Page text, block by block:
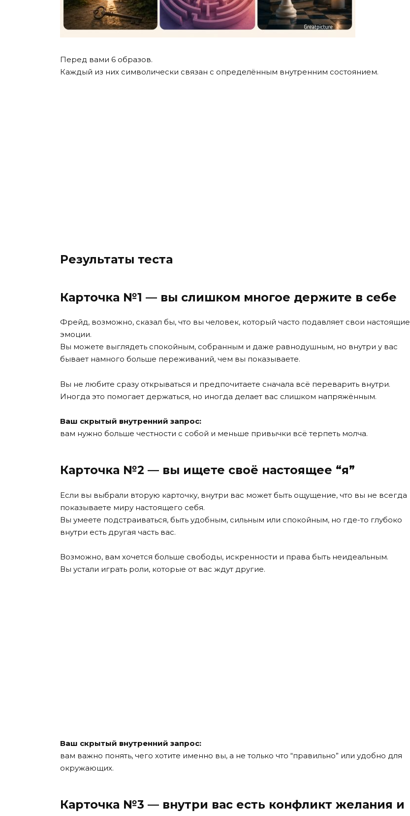
Перед вами 6 образов.
Каждый из них символически связан с определённым внутренним состоянием.
Результаты теста
Карточка №1 — вы слишком многое держите в себе
Фрейд, возможно, сказал бы, что вы человек, который часто подавляет свои настоящие
эмоции.
Вы можете выглядеть спокойным, собранным и даже равнодушным, но внутри у вас
бывает намного больше переживаний, чем вы показываете.
Вы не любите сразу открываться и предпочитаете сначала всё переварить внутри.
Иногда это помогает держаться, но иногда делает вас слишком напряжённым.
Ваш скрытый внутренний запрос:
вам нужно больше честности с собой и меньше привычки всё терпеть молча.
Карточка №2 — вы ищете своё настоящее “я”
Если вы выбрали вторую карточку, внутри вас может быть ощущение, что вы не всегда
показываете миру настоящего себя.
Вы умеете подстраиваться, быть удобным, сильным или спокойным, но где-то глубоко
внутри есть другая часть вас.
Возможно, вам хочется больше свободы, искренности и права быть неидеальным.
Вы устали играть роли, которые от вас ждут другие.
Ваш скрытый внутренний запрос:
вам важно понять, чего хотите именно вы, а не только что “правильно” или удобно для
окружающих.
Карточка №3 — внутри вас есть конфликт желания и